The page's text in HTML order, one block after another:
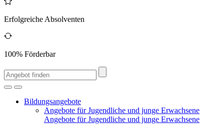
Erfolgreiche Absolventen
100% Förderbar
Bildungsangebote
Angebote für Jugendliche und junge Erwachsene
Angebote für Jugendliche und junge Erwachsene